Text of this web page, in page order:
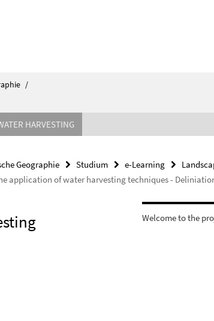
/
HARVESTING
Geographie Studium e-Learning
application of water harvesting techniques -
Welcome to the